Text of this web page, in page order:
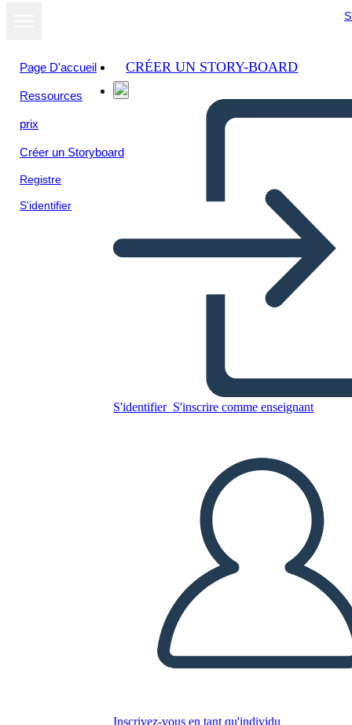
Page D'accueil
Ressources
prix
Créer un Storyboard
Registre
S'identifier
CRÉER UN STORY-BOARD
S'identifier S'inscrire comme enseignant
Inscrivez-vous en tant qu'individu
Copiez ce storyboard
CRÉER UN STORYBOARD
LIS-MOI